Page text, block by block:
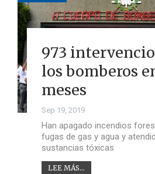
973
los bomberos
meses
Sep 19, 2019
Han apagado incendios
fugas de gas y agua y
sustancias tóxicas
LEE MÁS...